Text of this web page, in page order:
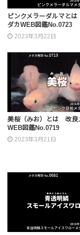
ピンクメラーダルマと
ダカWEB図鑑No.0723
2023年3月22日
美桜（みお）とは 改良
WEB図鑑No.0719
2023年3月21日